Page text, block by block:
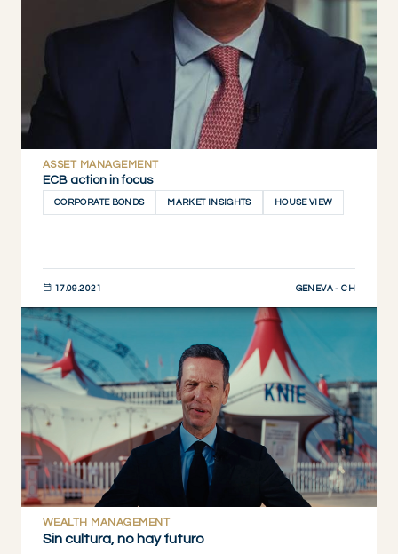
ASSET MANAGEMENT
ECB action in focus
CORPORATE BONDS MARKET INSIGHTS HOUSE VIEW
17.09.2021 GENEVA - CH
DESCUBRIR AHORA
WEALTH MANAGEMENT
Sin cultura, no hay futuro